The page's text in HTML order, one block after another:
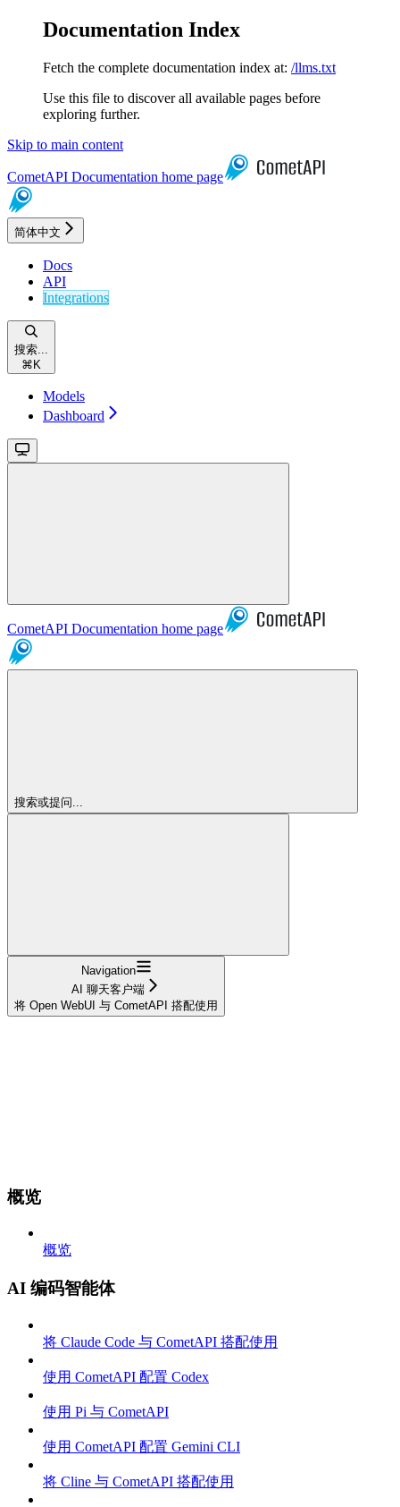
Documentation Index
Fetch the complete documentation index at: /llms.txt
Use this file to discover all available pages before
exploring further.
Skip to main content
CometAPI Documentation home page
简体中文
Docs
API
Integrations
搜索...
⌘ K
Models
Dashboard
CometAPI Documentation home page
搜索或提问...
Navigation
AI 聊天客户端
将 Open WebUI 与 CometAPI 搭配使用
概览
概览
AI 编码智能体
将 Claude Code 与 CometAPI 搭配使用
使用 CometAPI 配置 Codex
使用 Pi 与 CometAPI
使用 CometAPI 配置 Gemini CLI
将 Cline 与 CometAPI 搭配使用